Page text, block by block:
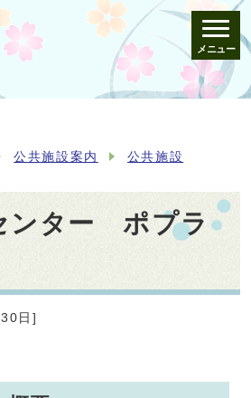
メニュー
公共施設案内 公共施設
ンター ポプラ
日]